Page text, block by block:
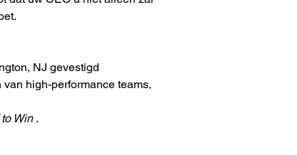
NJ gevestigd
high-performance teams,
Win .